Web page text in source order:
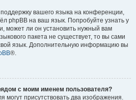
вашего языка на конференции,
phpBB на ваш язык. Попробуйте узнать у
может ли он установить нужный вам
пакета не существует, то вы сами
язык. Дополнительную информацию вы
®.
с моим именем пользователя?
могут присутствовать два изображения.